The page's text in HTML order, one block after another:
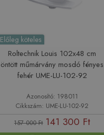
Előleg köteles
Roltechnik Louis 102x48 cm
öntött műmárvány mosdó fényes
fehér UME-LU-102-92
Azonosító: 198011
Cikkszám: UME-LU-102-92
157 000 Ft 141 300 Ft